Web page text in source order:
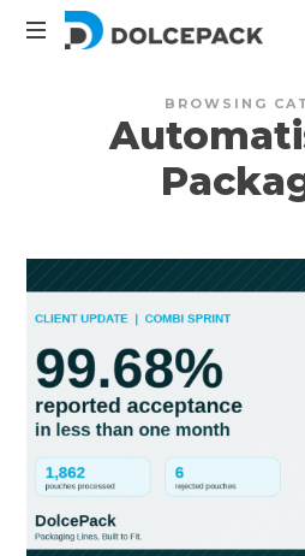
DolcePack
BROWSING